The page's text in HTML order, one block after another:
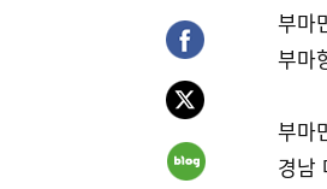
부마
부마
부마
경남